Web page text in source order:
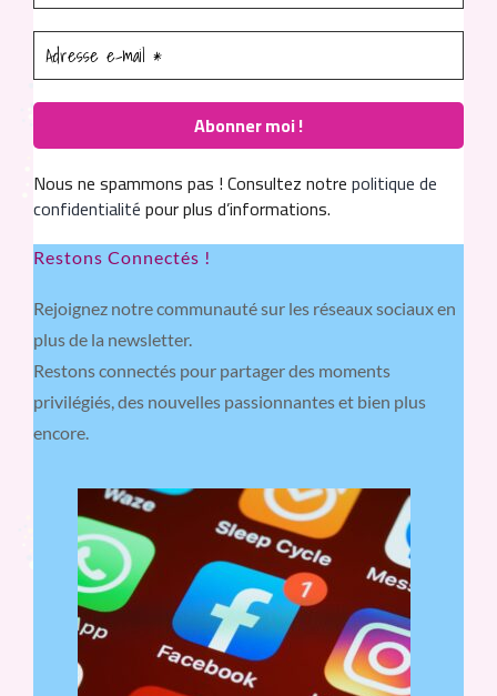
Nous ne spammons pas ! Consultez notrepolitique de
confidentialitépour plus d’informations.
Restons Connectés !
Rejoignez notre communauté sur les réseaux sociaux en
plus de la newsletter.
Restons connectés pour partager des moments
privilégiés, des nouvelles passionnantes et bien plus
encore.